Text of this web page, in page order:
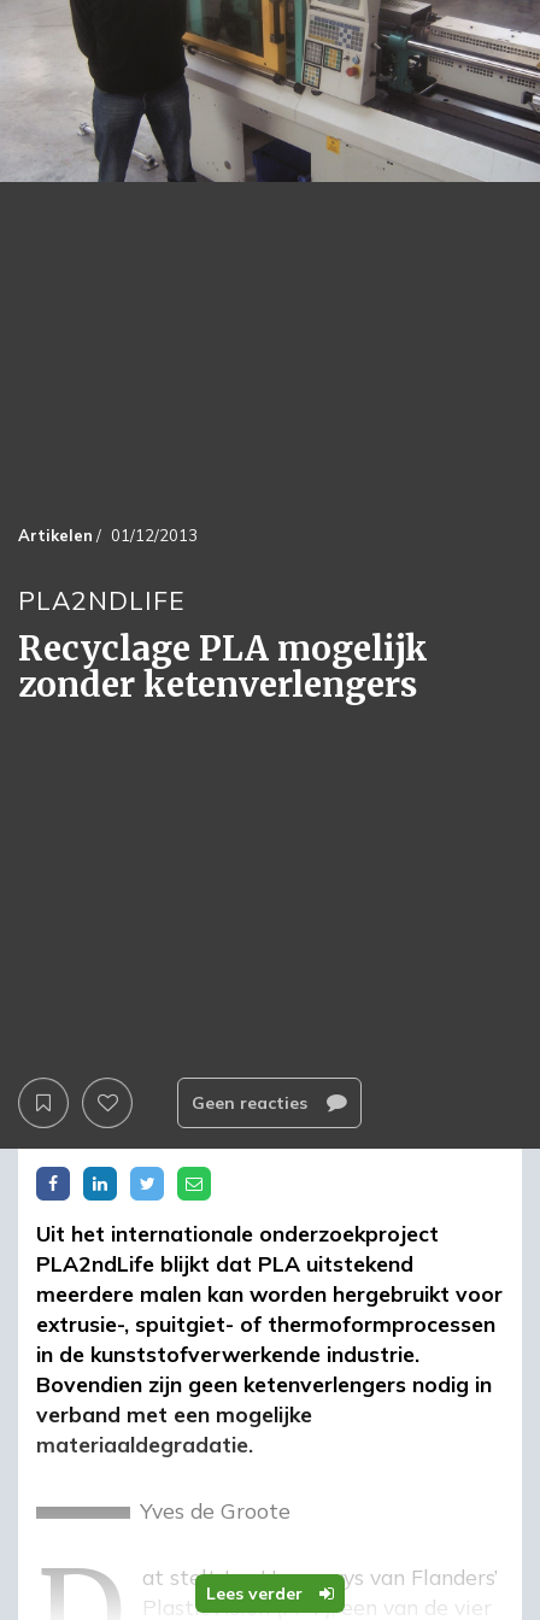
Artikelen / 01/12/2013
PLA2NDLIFE
Recyclage PLA mogelijk
zonder ketenverlengers
Geen reacties
Lees verder
Uit het internationale onderzoekproject
PLA2ndLife blijkt dat PLA uitstekend
meerdere malen kan worden hergebruikt voor
extrusie-, spuitgiet- of thermoformprocessen
in de kunststofverwerkende industrie.
Bovendien zijn geen ketenverlengers nodig in
verband met een mogelijke
materiaaldegradatie.
Yves de Groote
Dat stelt Jan Hoogewys van Flanders’
PlasticVision (FPV), een van de vier